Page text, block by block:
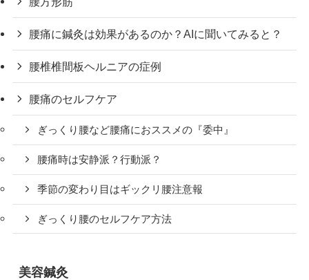
腰痛に鍼灸は効果があるのか？AIに聞いてみると？
腰椎椎間板ヘルニアの症例
腰痛のセルフケア
ぎっくり腰など腰痛におススメの『委中』
腰痛時は安静派？行動派？
季節の変わり目はギックリ腰注意報
ぎっくり腰のセルフケア方法
美容鍼灸